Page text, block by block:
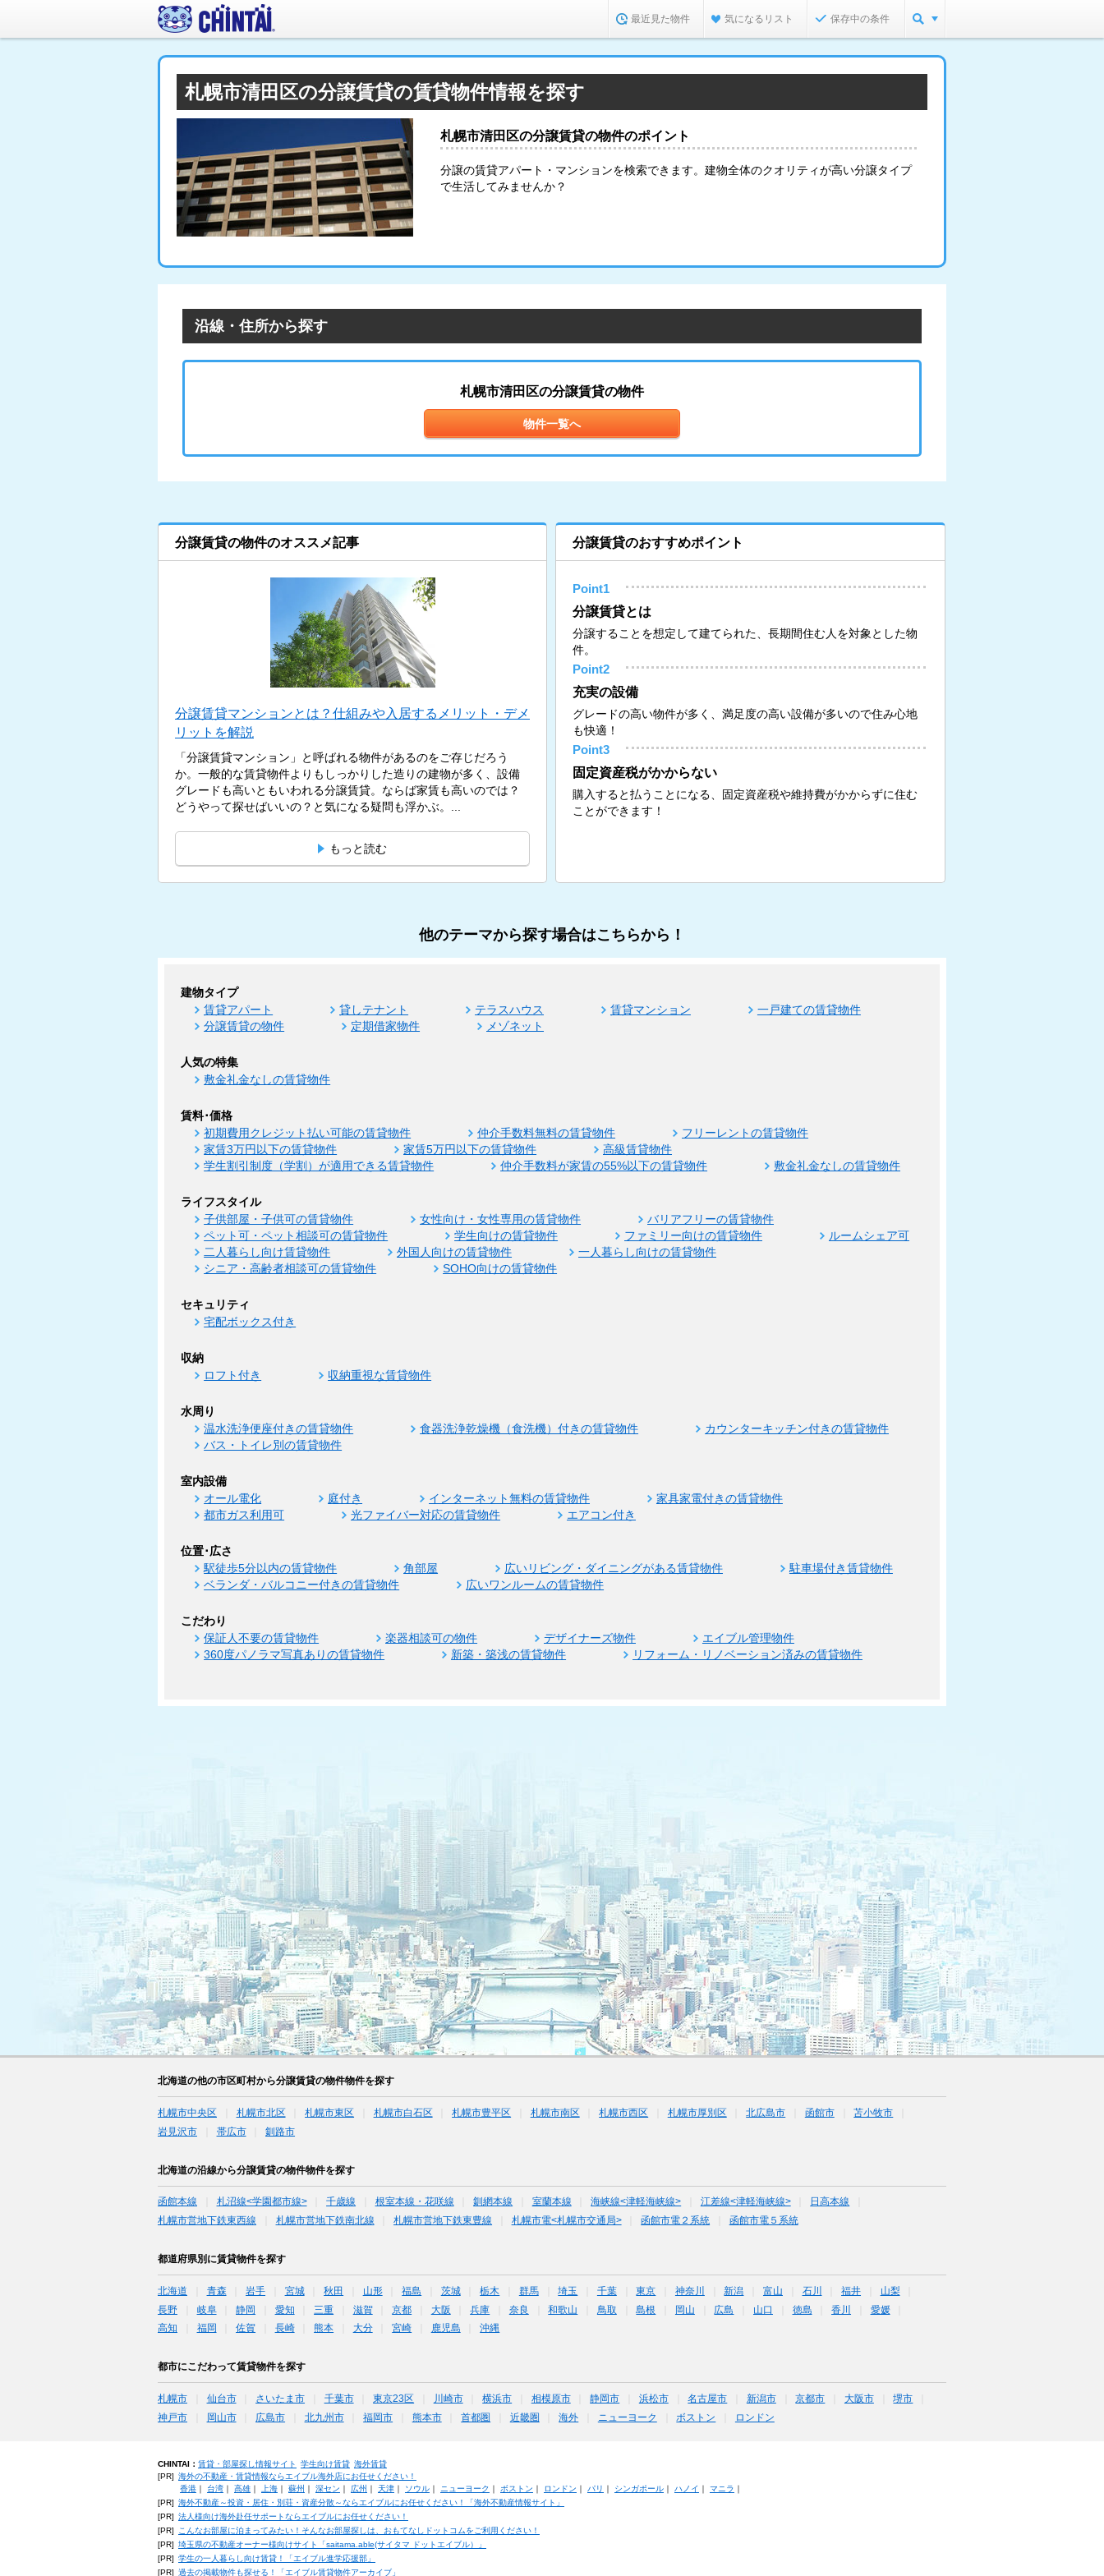
最近見た物件 気になるリスト 保存中の条件
札幌市清田区の分譲賃貸の賃貸物件情報を探す
札幌市清田区の分譲賃貸の物件のポイント
分譲の賃貸アパート・マンションを検索できます。建物全体のクオリティが高い分譲タイプ
で生活してみませんか？
沿線・住所から探す
札幌市清田区の分譲賃貸の物件
物件一覧へ
分譲賃貸の物件のオススメ記事
分譲賃貸マンションとは？仕組みや入居するメリット・デメ
リットを解説
「分譲賃貸マンション」と呼ばれる物件があるのをご存じだろう
か。一般的な賃貸物件よりもしっかりした造りの建物が多く、設備
グレードも高いともいわれる分譲賃貸。ならば家賃も高いのでは？
どうやって探せばいいの？と気になる疑問も浮かぶ。...
もっと読む
分譲賃貸のおすすめポイント
Point1
分譲賃貸とは
分譲することを想定して建てられた、長期間住む人を対象とした物
件。
Point2
充実の設備
グレードの高い物件が多く、満足度の高い設備が多いので住み心地
も快適！
Point3
固定資産税がかからない
購入すると払うことになる、固定資産税や維持費がかからずに住む
ことができます！
他のテーマから探す場合はこちらから！
建物タイプ
賃貸アパート 貸しテナント テラスハウス 賃貸マンション
一戸建ての賃貸物件
分譲賃貸の物件
定期借家物件 メゾネット
人気の特集
敷金礼金なしの賃貸物件
賃料･価格
初期費用クレジット払い可能の賃貸物件 仲介手数料無料の賃貸物件
フリーレントの賃貸物件
家賃3万円以下の賃貸物件
家賃5万円以下の賃貸物件
高級賃貸物件
学生割引制度（学割）が適用できる賃貸物件
仲介手数料が家賃の55%以下の賃貸物件 敷金礼金なしの賃貸物件
ライフスタイル
子供部屋・子供可の賃貸物件 女性向け・女性専用の賃貸物件
バリアフリーの賃貸物件
ペット可・ペット相談可の賃貸物件
学生向けの賃貸物件 ファミリー向けの賃貸物件
ルームシェア可
二人暮らし向け賃貸物件
外国人向けの賃貸物件
一人暮らし向けの賃貸物件
シニア・高齢者相談可の賃貸物件
SOHO向けの賃貸物件
セキュリティ
宅配ボックス付き
収納
ロフト付き 収納重視な賃貸物件
水周り
温水洗浄便座付きの賃貸物件 食器洗浄乾燥機（食洗機）付きの賃貸物件
カウンターキッチン付きの賃貸物件
バス・トイレ別の賃貸物件
室内設備
オール電化 庭付き インターネット無料の賃貸物件
家具家電付きの賃貸物件
都市ガス利用可
光ファイバー対応の賃貸物件 エアコン付き
位置･広さ
駅徒歩5分以内の賃貸物件 角部屋 広いリビング・ダイニングがある賃貸物件
駐車場付き賃貸物件
ベランダ・バルコニー付きの賃貸物件
広いワンルームの賃貸物件
こだわり
保証人不要の賃貸物件 楽器相談可の物件 デザイナーズ物件
エイブル管理物件
360度パノラマ写真ありの賃貸物件
新築・築浅の賃貸物件 リフォーム・リノベーション済みの賃貸物件
北海道の他の市区町村から分譲賃貸の物件物件を探す
札幌市中央区 札幌市北区 札幌市東区 札幌市白石区 札幌市豊平区 札幌市南区 札幌市西区 札幌市厚別区 北広島市 函館市
苫小牧市
岩見沢市
帯広市 釧路市
北海道の沿線から分譲賃貸の物件物件を探す
函館本線 札沼線<学園都市線> 千歳線 根室本線・花咲線 釧網本線 室蘭本線 海峡線<津軽海峡線> 江差線<津軽海峡線>
日高本線
札幌市営地下鉄東西線
札幌市営地下鉄南北線 札幌市営地下鉄東豊線 札幌市電<札幌市交通局> 函館市電２系統 函館市電５系統
都道府県別に賃貸物件を探す
北海道 青森 岩手 宮城 秋田 山形 福島 茨城 栃木 群馬 埼玉 千葉 東京 神奈川 新潟 富山 石川 福井
山梨
長野
岐阜 静岡 愛知 三重 滋賀 京都 大阪 兵庫 奈良 和歌山 鳥取 島根 岡山 広島 山口 徳島 香川
愛媛
高知
福岡 佐賀 長崎 熊本 大分 宮崎 鹿児島 沖縄
都市にこだわって賃貸物件を探す
札幌市 仙台市 さいたま市 千葉市 東京23区 川崎市 横浜市 相模原市 静岡市 浜松市 名古屋市 新潟市 京都市 大阪市
堺市
神戸市
岡山市 広島市 北九州市 福岡市 熊本市 首都圏 近畿圏 海外 ニューヨーク ボストン ロンドン
CHINTAI： 賃貸・部屋探し情報サイト 学生向け賃貸 海外賃貸
[PR] 海外の不動産・賃貸情報ならエイブル海外店にお任せください！
香港｜ 台湾｜ 高雄｜ 上海｜ 蘇州 ｜ 深セン ｜ 広州 ｜ 天津｜ ソウル｜ ニューヨーク ｜ ボストン ｜ ロンドン ｜ パリ ｜ シンガポール｜ ハノイ ｜ マニラ ｜
[PR] 海外不動産～投資・居住・別荘・資産分散～ならエイブルにお任せください！「海外不動産情報サイト」
[PR] 法人様向け海外赴任サポートならエイブルにお任せください！
[PR]
こんなお部屋に泊まってみたい！そんなお部屋探しは、おもてなしドットコムをご利用ください！
[PR] 埼玉県の不動産オーナー様向けサイト「saitama.able(サイタマ ドットエイブル）」
[PR] 学生の一人暮らし向け賃貸！「エイブル進学応援部」
[PR] 過去の掲載物件も探せる！「エイブル賃貸物件アーカイブ」